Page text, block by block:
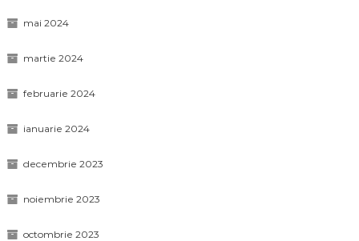
mai 2024
martie 2024
februarie 2024
ianuarie 2024
decembrie 2023
noiembrie 2023
octombrie 2023